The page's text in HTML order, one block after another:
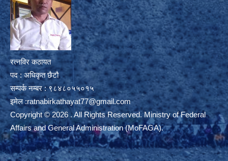
रत्नविर कठायत
पद : अधिकृत छैटौ
सम्पर्क नम्बर : ९८४८०५५०१५
इमेल :ratnabirkathayat77@gmail.com
Copyright © 2026 . All Rights Reserved. Ministry of Federal
Affairs and General Administration (MoFAGA).